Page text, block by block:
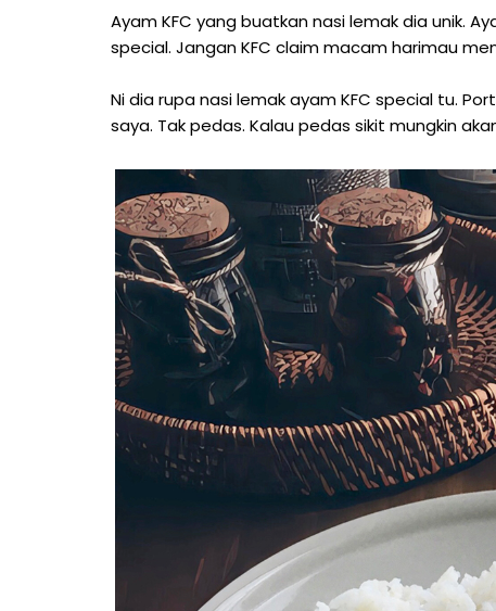
Ayam KFC yang buatkan nasi lemak dia unik.
special. Jangan KFC claim macam harimau
Ni dia rupa nasi lemak ayam KFC special tu.
saya. Tak pedas. Kalau pedas sikit mungkin